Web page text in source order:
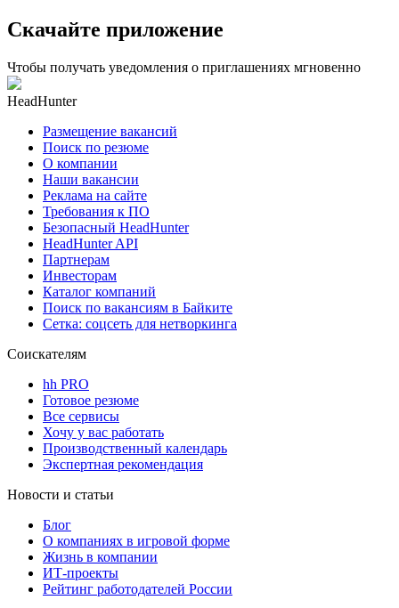
Скачайте приложение
Чтобы получать уведомления о приглашениях мгновенно
HeadHunter
Размещение вакансий
Поиск по резюме
О компании
Наши вакансии
Реклама на сайте
Требования к ПО
Безопасный HeadHunter
HeadHunter API
Партнерам
Инвесторам
Каталог компаний
Поиск по вакансиям в Байките
Сетка: соцсеть для нетворкинга
Соискателям
hh PRO
Готовое резюме
Все сервисы
Хочу у вас работать
Производственный календарь
Экспертная рекомендация
Новости и статьи
Блог
О компаниях в игровой форме
Жизнь в компании
ИТ-проекты
Рейтинг работодателей России